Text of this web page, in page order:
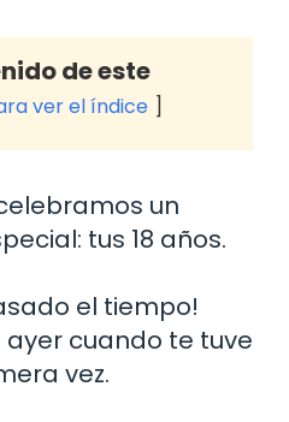
de este
ver el índice
un
tus 18 años.
el tiempo!
ayer cuando te tuve
vez.